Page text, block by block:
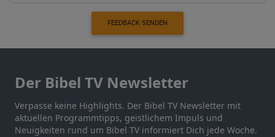
FEEDBACK SENDEN
Der Bibel TV Newsletter
Verpasse keine Highlights. Der Bibel TV Newsletter mit
aktuellen Programmtipps, geistlichem Impuls und
Neuigkeiten rund um Bibel TV informiert Dich jede Woche.